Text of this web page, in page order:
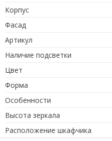
Корпус
Фасад
Артикул
Наличие подсветки
Цвет
Форма
Особенности
Высота зеркала
Расположение шкафчика